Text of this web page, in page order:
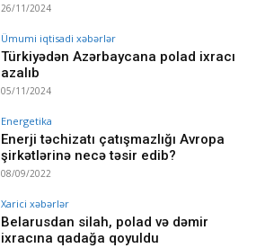
26/11/2024
Ümumi iqtisadi xəbərlər
Türkiyədən Azərbaycana polad ixracı
azalıb
05/11/2024
Energetika
Enerji təchizatı çatışmazlığı Avropa
şirkətlərinə necə təsir edib?
08/09/2022
Xarici xəbərlər
Belarusdan silah, polad və dəmir
ixracına qadağa qoyuldu